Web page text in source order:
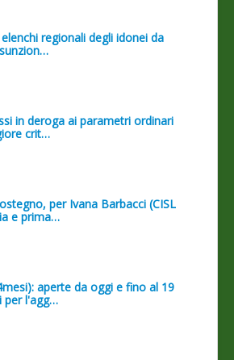
regionali degli idonei da
in deroga ai parametri ordinari
crit…
per Ivana Barbacci (CISL
e prima…
aperte da oggi e fino al 19
per l'agg…